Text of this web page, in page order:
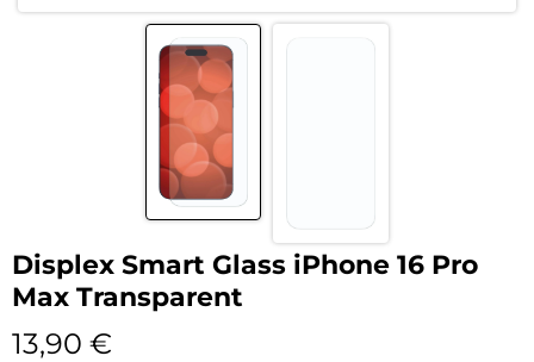
Displex Smart Glass iPhone 16 Pro
Max Transparent
13,90 €